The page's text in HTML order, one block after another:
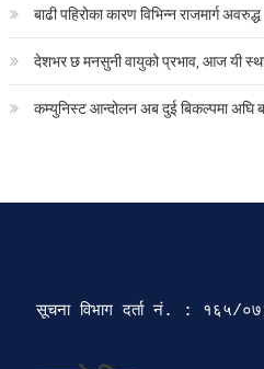
बाढी पहिरोका कारण विभिन्न राजमार्ग
देशभर छ मनसुनी वायुको प्रभाव, आज यी
कम्युनिस्ट आन्दोलन अब दुई बिकल्पमा अघि
सूचना विभाग दर्ता‍ नं. : १६५/